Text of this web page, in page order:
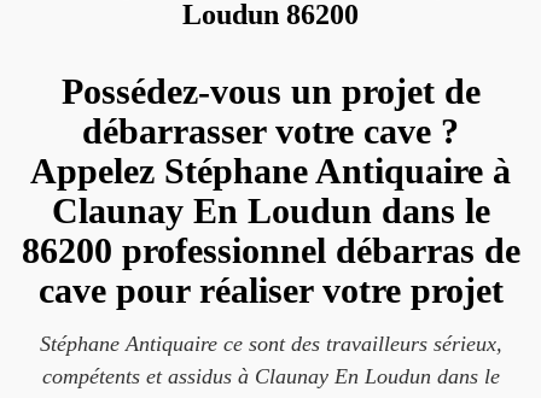
Loudun 86200
Possédez-vous un projet de
débarrasser votre cave ?
Appelez Stéphane Antiquaire à
Claunay En Loudun dans le
86200 professionnel débarras de
cave pour réaliser votre projet
Stéphane Antiquaire ce sont des travailleurs sérieux,
compétents et assidus à Claunay En Loudun dans le